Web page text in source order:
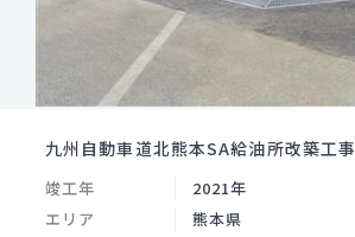
九州自動車道北熊本SA給油所改築工事
竣工年
2021年
エリア
熊本県